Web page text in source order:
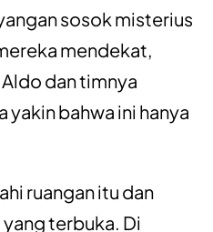
sosok misterius
mendekat,
dan timnya
bahwa ini hanya
ruangan itu dan
terbuka. Di